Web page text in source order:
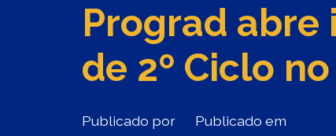
Prograd abre
de 2º Ciclo
Publicado por
Publicado em